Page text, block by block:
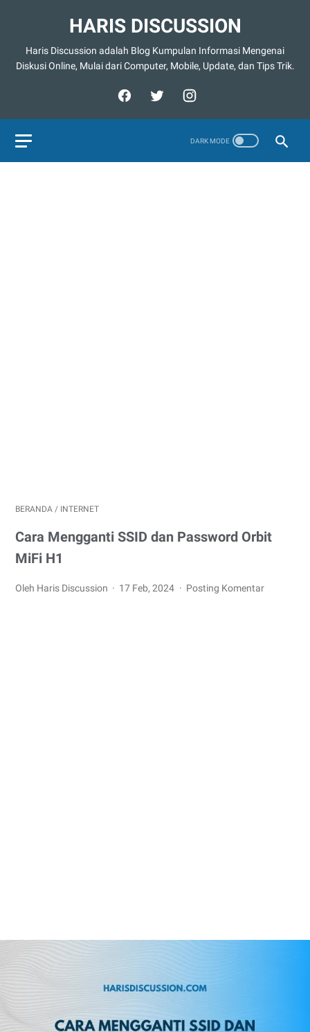
HARIS DISCUSSION
Haris Discussion adalah Blog Kumpulan Informasi Mengenai
Diskusi Online, Mulai dari Computer, Mobile, Update, dan Tips Trik.
BERANDA / INTERNET
Cara Mengganti SSID dan Password Orbit
MiFi H1
Oleh Haris Discussion 17 Feb, 2024 Posting Komentar